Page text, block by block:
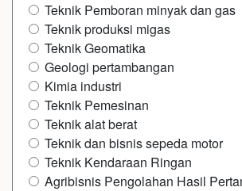
Teknik Pemboran minyak dan gas
Teknik produksi migas
Teknik Geomatika
Geologi pertambangan
Kimia industri
Teknik Pemesinan
Teknik alat berat
Teknik dan bisnis sepeda motor
Teknik Kendaraan Ringan
Agribisnis Pengolahan Hasil